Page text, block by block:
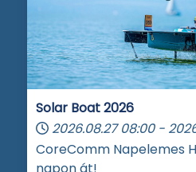
Solar Boat 2026
2026.08.27 08:00 -
CoreComm Napelemes
napon át!